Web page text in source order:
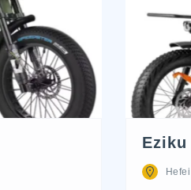
Eziku